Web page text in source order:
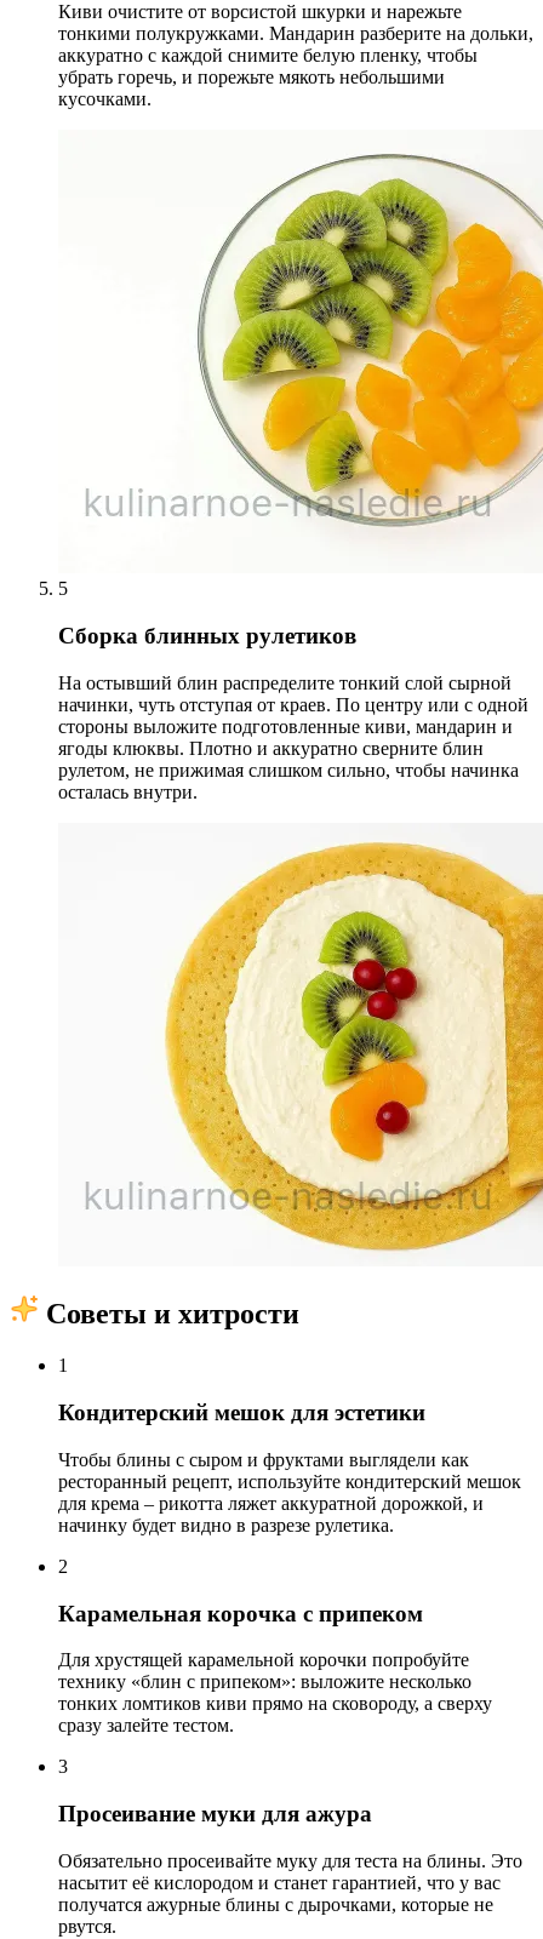
Киви очистите от ворсистой шкурки и нарежьте
тонкими полукружками. Мандарин разберите на дольки,
аккуратно с каждой снимите белую пленку, чтобы
убрать горечь, и порежьте мякоть небольшими
кусочками.
5
Сборка блинных рулетиков
На остывший блин распределите тонкий слой сырной
начинки, чуть отступая от краев. По центру или с одной
стороны выложите подготовленные киви, мандарин и
ягоды клюквы. Плотно и аккуратно сверните блин
рулетом, не прижимая слишком сильно, чтобы начинка
осталась внутри.
Советы и хитрости
1
Кондитерский мешок для эстетики
Чтобы блины с сыром и фруктами выглядели как
ресторанный рецепт, используйте кондитерский мешок
для крема – рикотта ляжет аккуратной дорожкой, и
начинку будет видно в разрезе рулетика.
2
Карамельная корочка с припеком
Для хрустящей карамельной корочки попробуйте
технику «блин с припеком»: выложите несколько
тонких ломтиков киви прямо на сковороду, а сверху
сразу залейте тестом.
3
Просеивание муки для ажура
Обязательно просеивайте муку для теста на блины. Это
насытит её кислородом и станет гарантией, что у вас
получатся ажурные блины с дырочками, которые не
рвутся.